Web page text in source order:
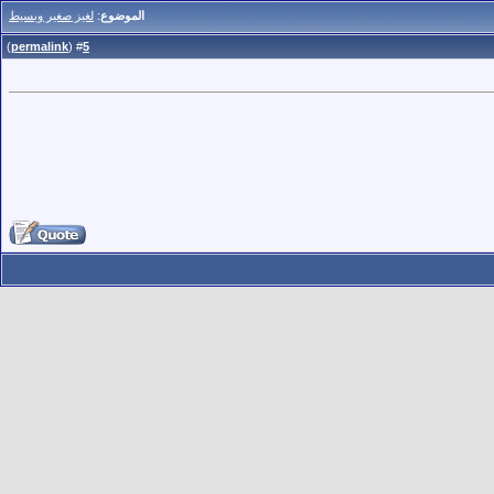
الموضوع: لغيز صغير وبسيط
5
(
permalink
)